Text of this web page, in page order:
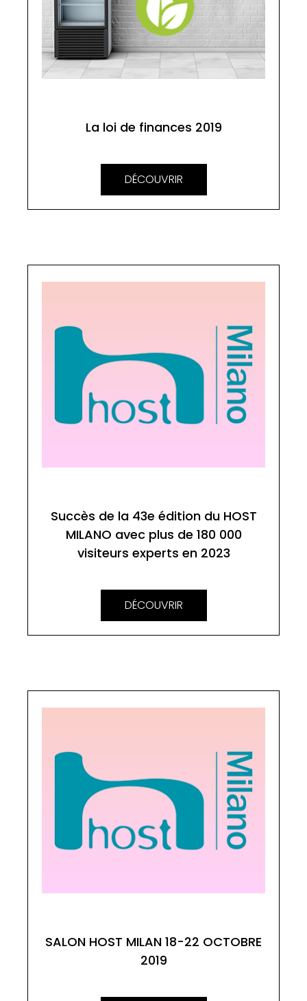
La loi de finances 2019
DÉCOUVRIR
Succès de la 43e édition du HOST
MILANO avec plus de 180 000
visiteurs experts en 2023
DÉCOUVRIR
SALON HOST MILAN 18-22 OCTOBRE
2019